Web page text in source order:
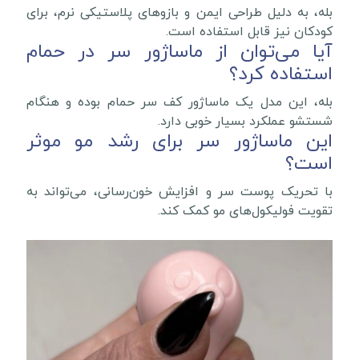
بله، به دلیل طراحی ایمن و بازوهای پلاستیکی نرم، برای
کودکان نیز قابل استفاده است.
آیا می‌توان از ماساژور سر در حمام
استفاده کرد؟
بله، این مدل یک ماساژور کف سر حمام بوده و هنگام
شستشو عملکرد بسیار خوبی دارد.
این ماساژور سر برای رشد مو موثر
است؟
با تحریک پوست سر و افزایش خون‌رسانی، می‌تواند به
تقویت فولیکول‌های مو کمک کند.